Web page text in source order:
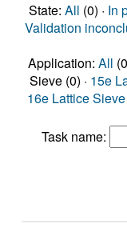
State: All (0) · In
Validation
Application: All
Sieve (0) · 15e
16e Lattice
Task name: